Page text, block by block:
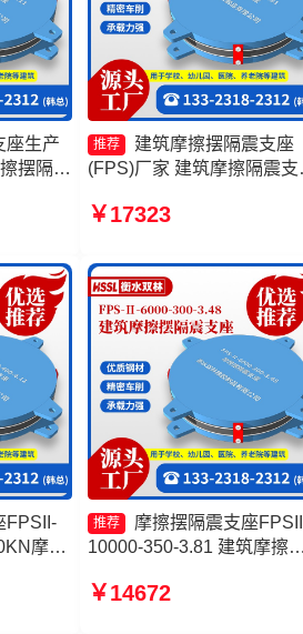
座生产
摆隔震
座源头
厂家
推荐
建筑摩擦摆隔震支座
(FPS)厂家 建筑摩擦隔震支
生产厂家 摩擦摆隔震支座
￥17323
FPSII-
摩擦
源头
推荐
摩擦摆隔震支座
10000-350-3.81 建筑摩擦
擦摆支座源头工厂 摩擦摆
￥14672